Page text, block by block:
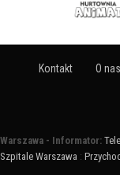
Kontakt O nas
Warszawa - Informator:
Szpitale Warszawa :